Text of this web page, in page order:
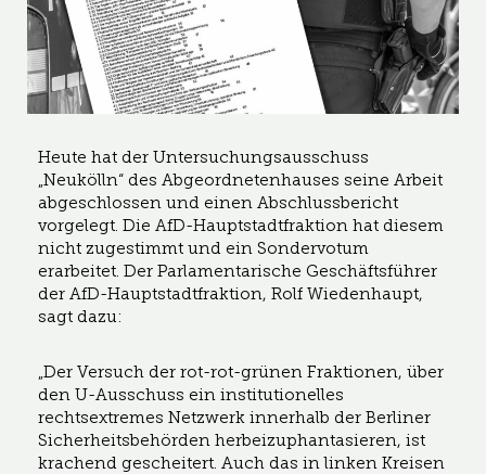
Heute hat der Untersuchungsausschuss
„Neukölln“ des Abgeordnetenhauses seine Arbeit
abgeschlossen und einen Abschlussbericht
vorgelegt. Die AfD-Hauptstadtfraktion hat diesem
nicht zugestimmt und ein Sondervotum
erarbeitet. Der Parlamentarische Geschäftsführer
der AfD-Hauptstadtfraktion, Rolf Wiedenhaupt,
sagt dazu:
„Der Versuch der rot-rot-grünen Fraktionen, über
den U-Ausschuss ein institutionelles
rechtsextremes Netzwerk innerhalb der Berliner
Sicherheitsbehörden herbeizuphantasieren, ist
krachend gescheitert. Auch das in linken Kreisen